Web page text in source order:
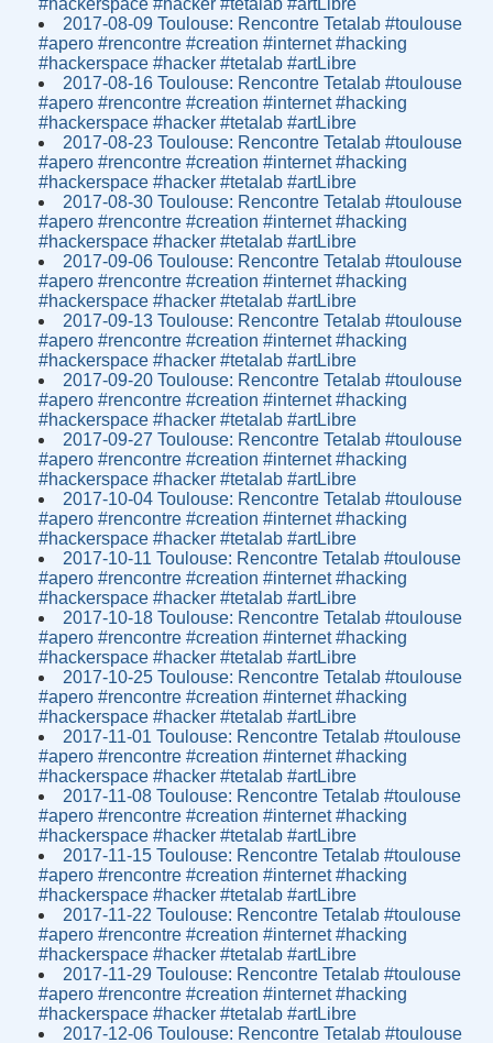
2017-08-09 Toulouse: Rencontre Tetalab #toulouse
#apero #rencontre #creation #internet #hacking
#hackerspace #hacker #tetalab #artLibre
2017-08-16 Toulouse: Rencontre Tetalab #toulouse
#apero #rencontre #creation #internet #hacking
#hackerspace #hacker #tetalab #artLibre
2017-08-23 Toulouse: Rencontre Tetalab #toulouse
#apero #rencontre #creation #internet #hacking
#hackerspace #hacker #tetalab #artLibre
2017-08-30 Toulouse: Rencontre Tetalab #toulouse
#apero #rencontre #creation #internet #hacking
#hackerspace #hacker #tetalab #artLibre
2017-09-06 Toulouse: Rencontre Tetalab #toulouse
#apero #rencontre #creation #internet #hacking
#hackerspace #hacker #tetalab #artLibre
2017-09-13 Toulouse: Rencontre Tetalab #toulouse
#apero #rencontre #creation #internet #hacking
#hackerspace #hacker #tetalab #artLibre
2017-09-20 Toulouse: Rencontre Tetalab #toulouse
#apero #rencontre #creation #internet #hacking
#hackerspace #hacker #tetalab #artLibre
2017-09-27 Toulouse: Rencontre Tetalab #toulouse
#apero #rencontre #creation #internet #hacking
#hackerspace #hacker #tetalab #artLibre
2017-10-04 Toulouse: Rencontre Tetalab #toulouse
#apero #rencontre #creation #internet #hacking
#hackerspace #hacker #tetalab #artLibre
2017-10-11 Toulouse: Rencontre Tetalab #toulouse
#apero #rencontre #creation #internet #hacking
#hackerspace #hacker #tetalab #artLibre
2017-10-18 Toulouse: Rencontre Tetalab #toulouse
#apero #rencontre #creation #internet #hacking
#hackerspace #hacker #tetalab #artLibre
2017-10-25 Toulouse: Rencontre Tetalab #toulouse
#apero #rencontre #creation #internet #hacking
#hackerspace #hacker #tetalab #artLibre
2017-11-01 Toulouse: Rencontre Tetalab #toulouse
#apero #rencontre #creation #internet #hacking
#hackerspace #hacker #tetalab #artLibre
2017-11-08 Toulouse: Rencontre Tetalab #toulouse
#apero #rencontre #creation #internet #hacking
#hackerspace #hacker #tetalab #artLibre
2017-11-15 Toulouse: Rencontre Tetalab #toulouse
#apero #rencontre #creation #internet #hacking
#hackerspace #hacker #tetalab #artLibre
2017-11-22 Toulouse: Rencontre Tetalab #toulouse
#apero #rencontre #creation #internet #hacking
#hackerspace #hacker #tetalab #artLibre
2017-11-29 Toulouse: Rencontre Tetalab #toulouse
#apero #rencontre #creation #internet #hacking
#hackerspace #hacker #tetalab #artLibre
2017-12-06 Toulouse: Rencontre Tetalab #toulouse